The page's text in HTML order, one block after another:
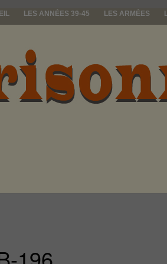
LES ANNÉES 39-45 LES ARMÉES